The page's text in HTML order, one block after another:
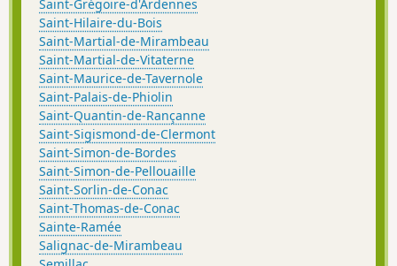
Saint-Grégoire-d'Ardennes
Saint-Hilaire-du-Bois
Saint-Martial-de-Mirambeau
Saint-Martial-de-Vitaterne
Saint-Maurice-de-Tavernole
Saint-Palais-de-Phiolin
Saint-Quantin-de-Rançanne
Saint-Sigismond-de-Clermont
Saint-Simon-de-Bordes
Saint-Simon-de-Pellouaille
Saint-Sorlin-de-Conac
Saint-Thomas-de-Conac
Sainte-Ramée
Salignac-de-Mirambeau